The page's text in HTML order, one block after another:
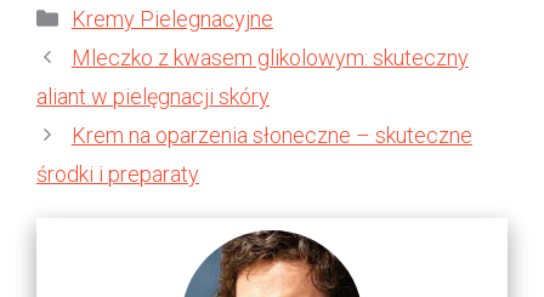
Kategorie
Kremy Pielegnacyjne
Mleczko z kwasem glikolowym: skuteczny
aliant w pielęgnacji skóry
Krem na oparzenia słoneczne – skuteczne
środki i preparaty